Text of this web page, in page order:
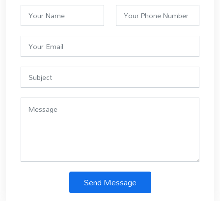
Send Message